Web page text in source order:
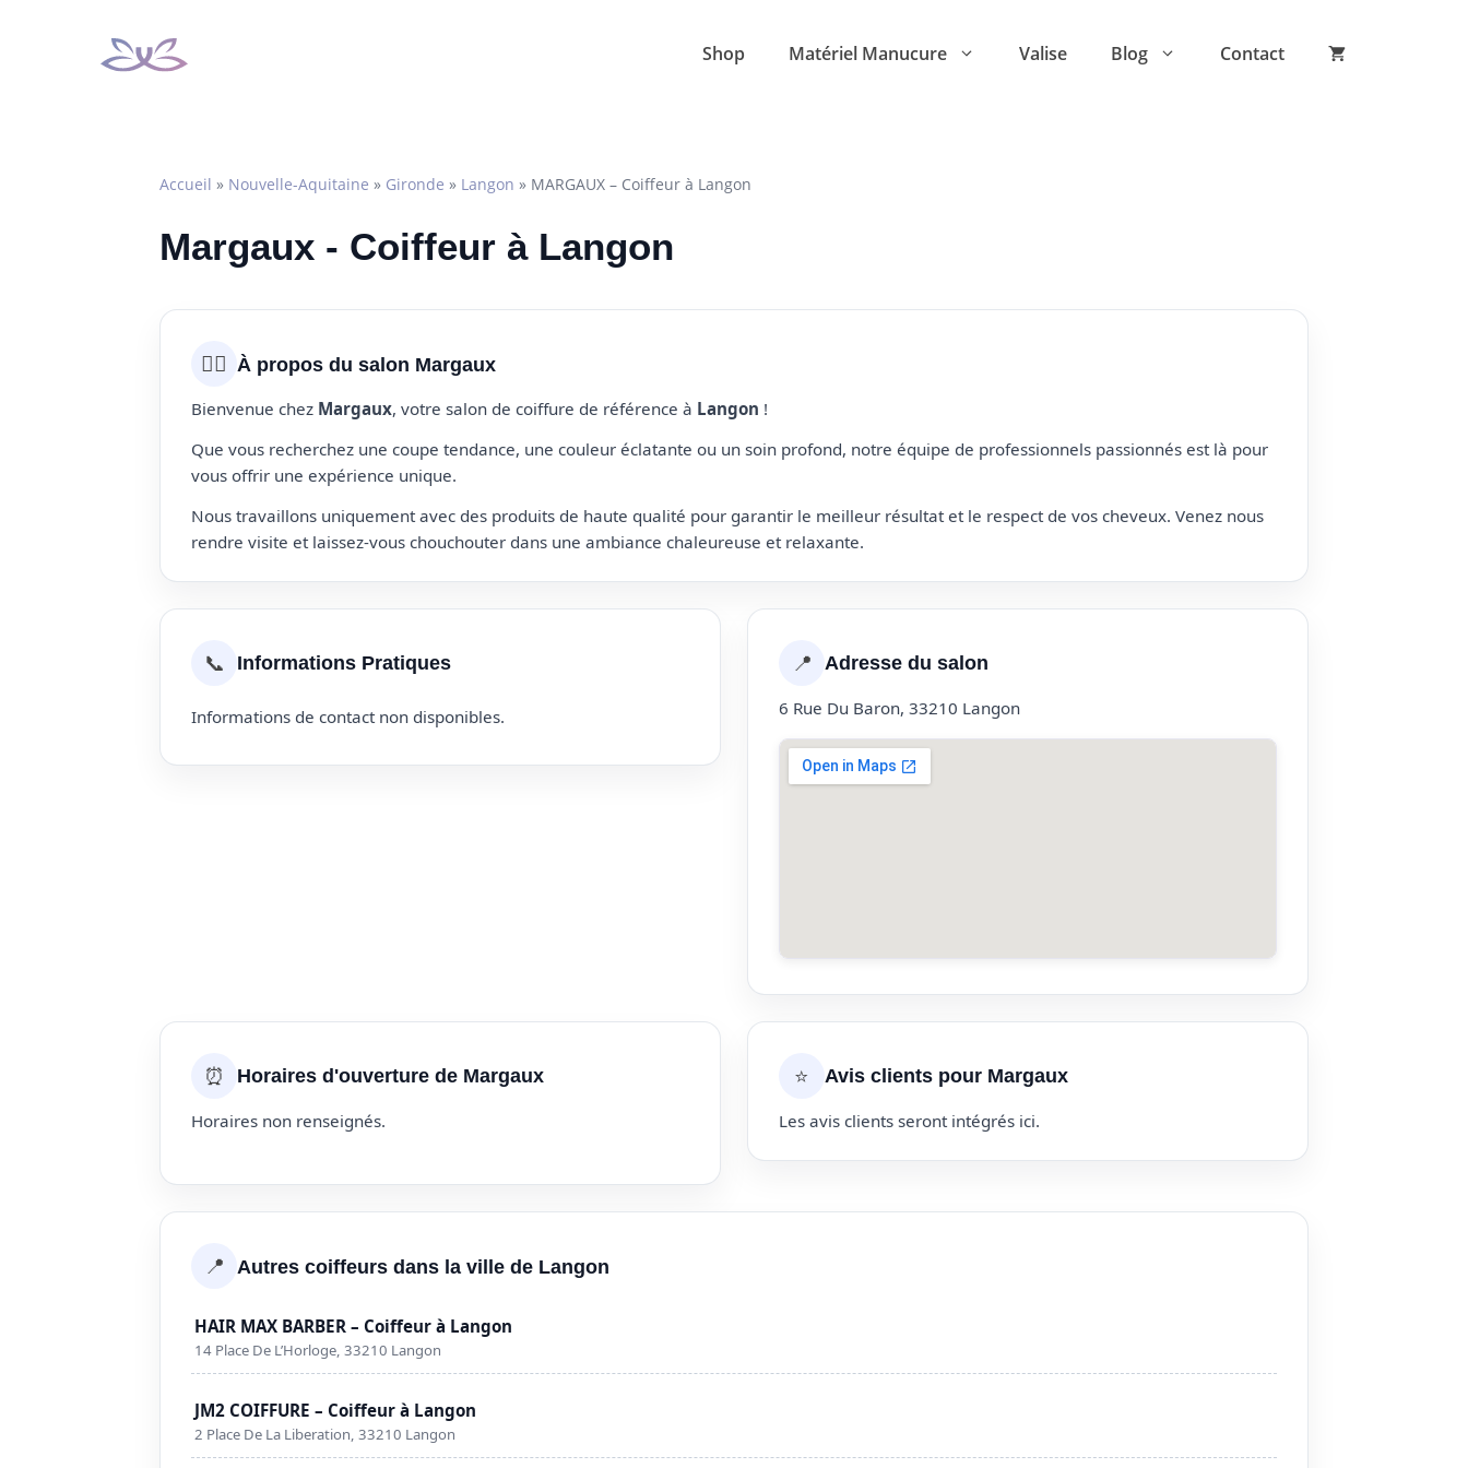
Shop Matériel Manucure Valise Blog Contact
Accueil » Nouvelle-Aquitaine » Gironde » Langon » MARGAUX – Coiffeur à Langon
Margaux - Coiffeur à Langon
💇‍♀️ À propos du salon Margaux
Bienvenue chez Margaux, votre salon de coiffure de référence à Langon !
Que vous recherchez une coupe tendance, une couleur éclatante ou un soin profond, notre équipe de professionnels passionnés est là pour
vous offrir une expérience unique.
Nous travaillons uniquement avec des produits de haute qualité pour garantir le meilleur résultat et le respect de vos cheveux. Venez nous
rendre visite et laissez-vous chouchouter dans une ambiance chaleureuse et relaxante.
📞 Informations Pratiques
Informations de contact non disponibles.
📍 Adresse du salon
6 Rue Du Baron, 33210 Langon
⏰ Horaires d'ouverture de Margaux
Horaires non renseignés.
⭐ Avis clients pour Margaux
Les avis clients seront intégrés ici.
📍 Autres coiffeurs dans la ville de Langon
HAIR MAX BARBER – Coiffeur à Langon
14 Place De L’Horloge, 33210 Langon
JM2 COIFFURE – Coiffeur à Langon
2 Place De La Liberation, 33210 Langon